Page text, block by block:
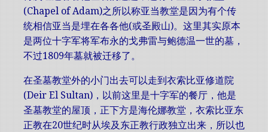
(Chapel of Adam)之所以称亚当教堂是因为有个传
统相信亚当是埋在各各他(或圣殿山)。这里其实原本
是两位十字军将军布永的戈弗雷与鲍德温一世的墓，
不过1809年墓就被迁移了。
在圣墓教堂外的小门出去可以走到衣索比亚修道院
(Deir El Sultan)，以前这里是十字军的餐厅，他是
圣墓教堂的屋顶，正下方是海伦娜教堂，衣索比亚东
正教在20世纪时从埃及东正教行政独立出来，所以也